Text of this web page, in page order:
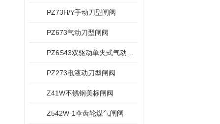
PZ73H/Y手动刀型闸阀
PZ673气动刀型闸阀
PZ273电液动刀型闸阀
Z41W不锈钢美标闸阀
Z542W-1伞齿轮煤气闸阀